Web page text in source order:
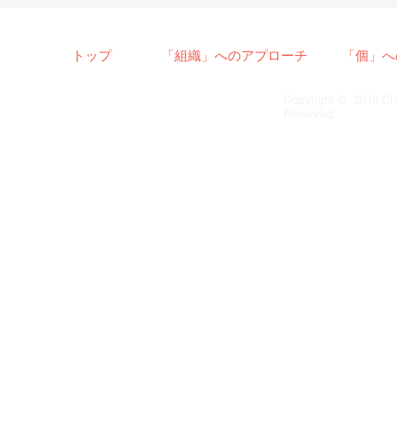
「組織」へのアプローチ
トップ 「個」